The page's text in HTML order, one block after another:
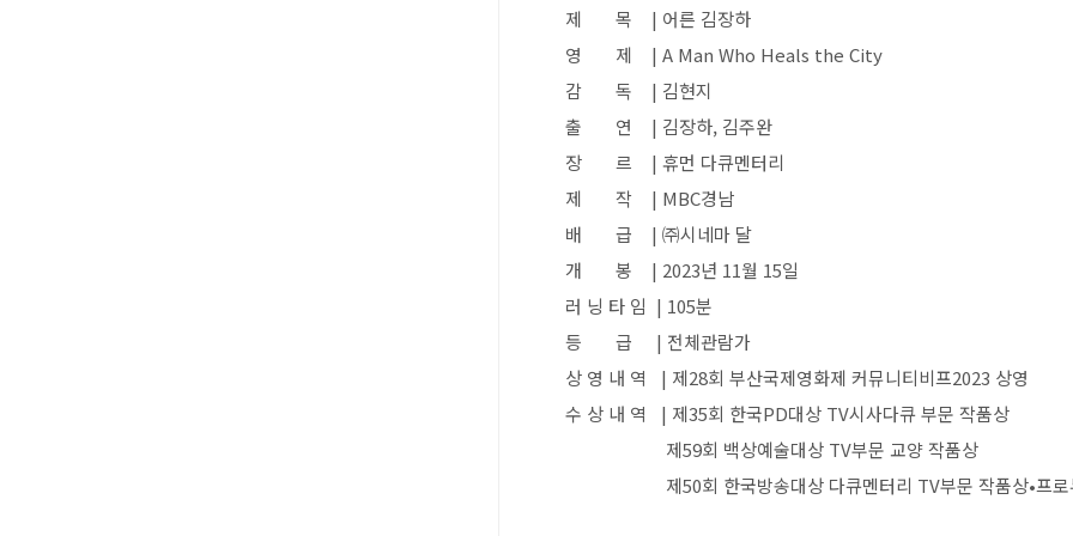
제 목 | 어른 김장하
영 제 | A Man Who Heals the City
감 독 | 김현지
출 연 | 김장하, 김주완
장 르 | 휴먼 다큐멘터리
제 작 | MBC경남
배 급 | ㈜시네마 달
개 봉 | 2023년 11월 15일
러 닝 타 임 | 105분
등 급 | 전체관람가
상 영 내 역 | 제28회 부산국제영화제 커뮤니티비프2023 상영
수 상 내 역 | 제35회 한국PD대상 TV시사다큐 부문 작품상
제59회 백상예술대상 TV부문 교양 작품상
제50회 한국방송대상 다큐멘터리 TV부문 작품상•프로